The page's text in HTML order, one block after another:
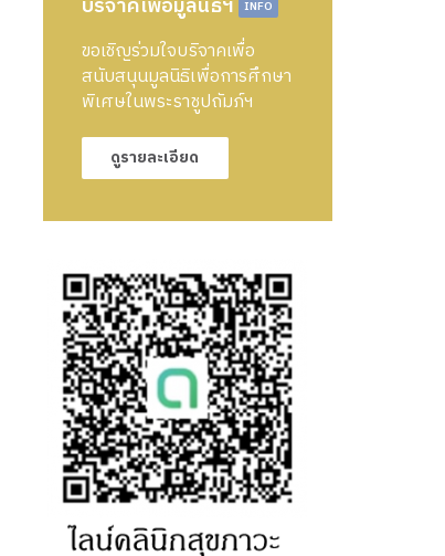
บริจาคเพื่อมูลนิธิฯ INFO
ขอเชิญร่วมใจบริจาคเพื่อ
สนับสนุนมูลนิธิเพื่อการศึกษา
พิเศษในพระราชูปถัมภ์ฯ
ดูรายละเอียด